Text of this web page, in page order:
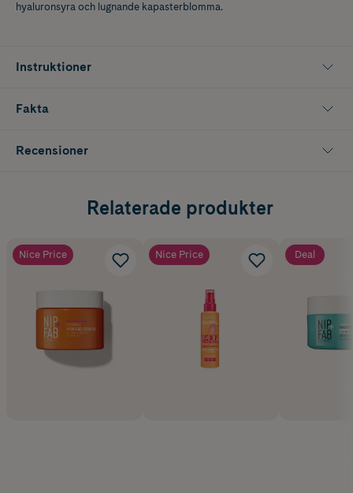
hyaluronsyra och lugnande kapasterblomma.
Instruktioner
Fakta
Recensioner
Relaterade produkter
Nice Price Nice Price Deal